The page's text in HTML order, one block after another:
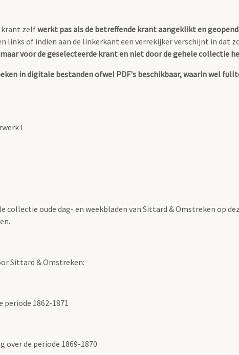
krant zelfwerkt pas als de betreffende krant aangeklikt en
links of indien aan de linkerkant een verrekijker verschijnt in dat
voor de geselecteerde krant en niet door de gehele collectie
in digitale bestanden ofwel PDF's beschikbaar, waarin wel
!
collectie oude dag- en weekbladen van Sittard & Omstreken op
Sittard & Omstreken:
periode 1862-1871
over de periode 1869-1870